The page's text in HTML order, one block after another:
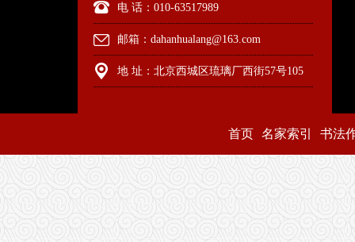
电 话：010-63517989
邮箱：dahanhualang@163.com
地 址：北京西城区琉璃厂西街57号105
首页 名家索引 书法